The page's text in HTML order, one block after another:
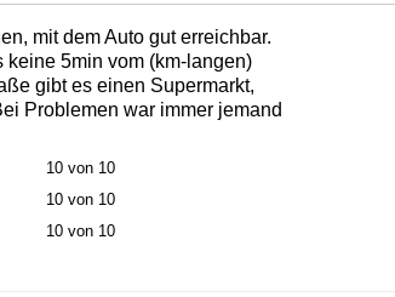
mit dem Auto gut erreichbar.
keine 5min vom (km-langen)
gibt es einen Supermarkt,
Problemen war immer jemand
10 von 10
10 von 10
10 von 10